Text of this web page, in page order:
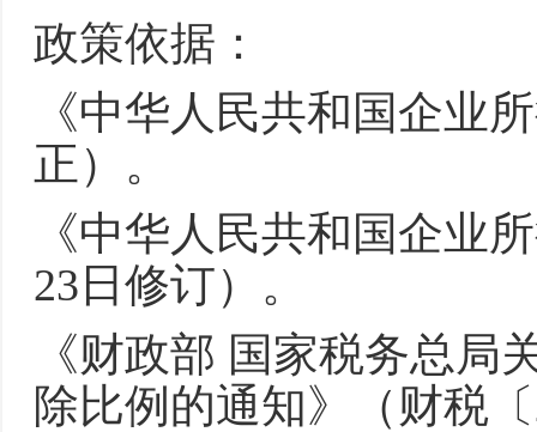
政策依据：
《中华人民共和国企业
正）。
《中华人民共和国企业
23日修订）。
《财政部 国家税务总局
除比例的通知》（财税